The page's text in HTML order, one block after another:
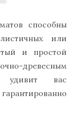
способны
или
и простой
древесным
вас